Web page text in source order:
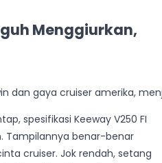
Menggiurkan,
dan gaya cruiser amerika,
spesifikasi Keeway V250 FI
Tampilannya benar-benar
cruiser. Jok rendah, setang